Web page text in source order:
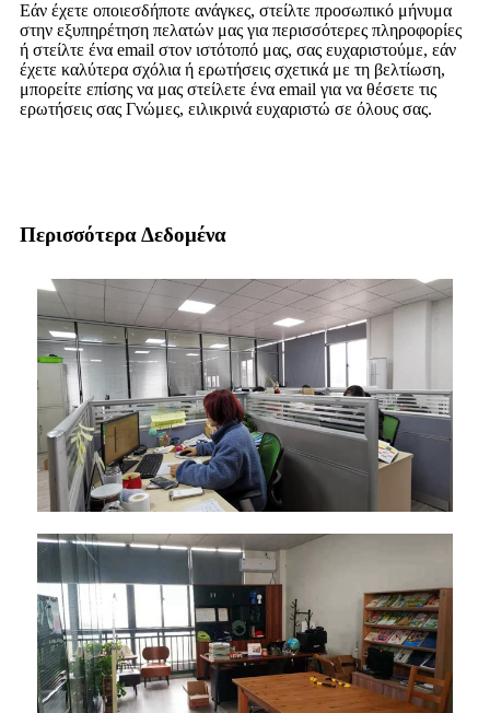
Εάν έχετε οποιεσδήποτε ανάγκες, στείλτε προσωπικό μήνυμα
στην εξυπηρέτηση πελατών μας για περισσότερες πληροφορίες
ή στείλτε ένα email στον ιστότοπό μας, σας ευχαριστούμε, εάν
έχετε καλύτερα σχόλια ή ερωτήσεις σχετικά με τη βελτίωση,
μπορείτε επίσης να μας στείλετε ένα email για να θέσετε τις
ερωτήσεις σας Γνώμες, ειλικρινά ευχαριστώ σε όλους σας.
Περισσότερα Δεδομένα